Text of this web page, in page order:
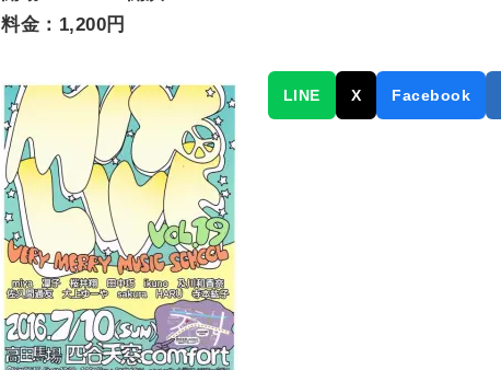
料金：1,200円
LINE X Facebook